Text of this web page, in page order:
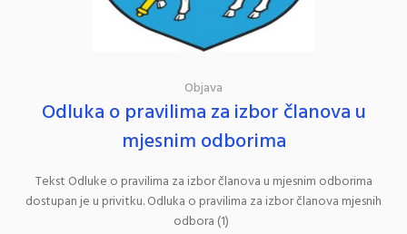
Objava
Odluka o pravilima za izbor članova u
mjesnim odborima
Tekst Odluke o pravilima za izbor članova u mjesnim odborima
dostupan je u privitku. Odluka o pravilima za izbor članova mjesnih
odbora (1)